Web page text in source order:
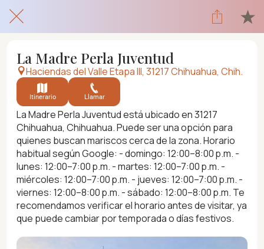
La Madre Perla Juventud
Haciendas del Valle Etapa III, 31217 Chihuahua, Chih.
Itinerario Llamar
La Madre Perla Juventud está ubicado en 31217
Chihuahua, Chihuahua. Puede ser una opción para
quienes buscan mariscos cerca de la zona. Horario
habitual según Google: - domingo: 12:00–8:00 p.m. -
lunes: 12:00–7:00 p.m. - martes: 12:00–7:00 p.m. -
miércoles: 12:00–7:00 p.m. - jueves: 12:00–7:00 p.m. -
viernes: 12:00–8:00 p.m. - sábado: 12:00–8:00 p.m. Te
recomendamos verificar el horario antes de visitar, ya
que puede cambiar por temporada o días festivos.